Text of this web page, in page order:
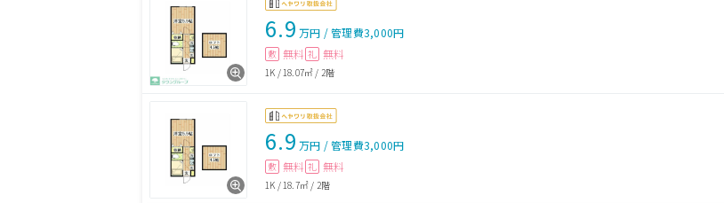
6.9 万円 /管理費3,000円
敷 無料 礼 無料
1K /18.07㎡ / 2階
6.9 万円 /管理費3,000円
敷 無料 礼 無料
1K /18.7㎡ / 2階